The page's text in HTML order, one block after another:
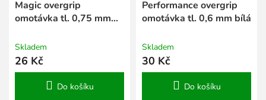
Magic overgrip
omotávka tl. 0,75 mm
Skladem
26 Kč
Do košíku
Performance overgrip
omotávka tl. 0,6 mm bílá
Skladem
30 Kč
Do košíku